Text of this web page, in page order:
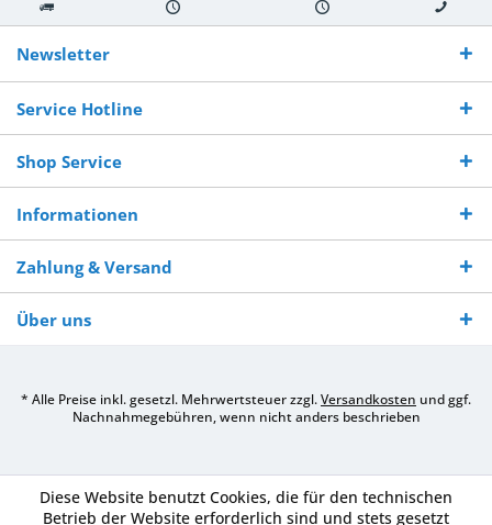
Kostenloser
Versand ab €
250,-
Versand innerhalb von Versand von So erreichen
Sie uns 0160
970 511 90
Newsletter
Service Hotline
Shop Service
Informationen
Zahlung & Versand
Über uns
* Alle Preise inkl. gesetzl. Mehrwertsteuer zzgl.Versandkosten und ggf.
Nachnahmegebühren, wenn nicht anders beschrieben
Diese Website benutzt Cookies, die für den technischen
Betrieb der Website erforderlich sind und stets gesetzt